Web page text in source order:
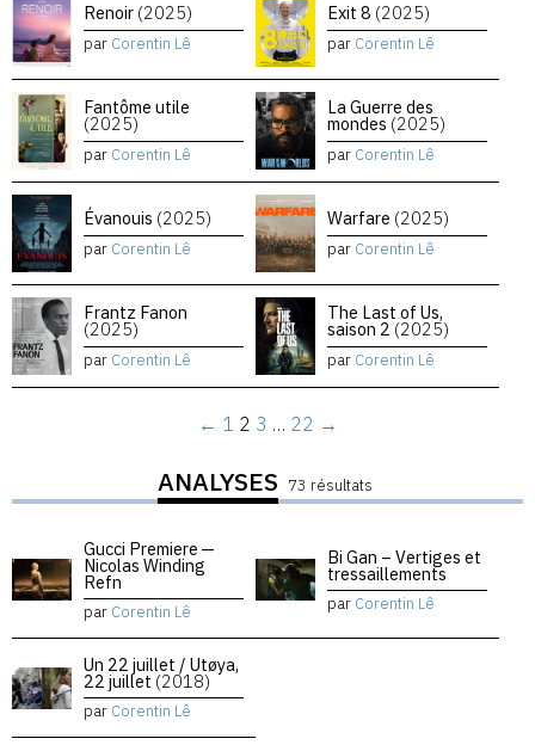
Renoir (2025)
par Corentin Lê
Exit 8 (2025)
par Corentin Lê
Fantôme utile
(2025)
par Corentin Lê
La Guerre des
mondes (2025)
par Corentin Lê
Évanouis (2025)
par Corentin Lê
Warfare (2025)
par Corentin Lê
Frantz Fanon
(2025)
par Corentin Lê
The Last of Us,
saison 2 (2025)
par Corentin Lê
← 1 2 3 … 22 →
ANALYSES 73 résultats
Gucci Premiere —
Nicolas Winding
Refn
par Corentin Lê
Bi Gan – Vertiges et
tressaillements
par Corentin Lê
Un 22 juillet / Utøya,
22 juillet (2018)
par Corentin Lê